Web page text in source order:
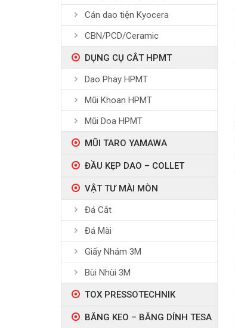
Cán dao tiện Kyocera
CBN/PCD/Ceramic
DỤNG CỤ CẮT HPMT
Dao Phay HPMT
Mũi Khoan HPMT
Mũi Doa HPMT
MŨI TARO YAMAWA
ĐẦU KẸP DAO – COLLET
VẬT TƯ MÀI MÒN
Đá Cắt
Đá Mài
Giấy Nhám 3M
Bùi Nhùi 3M
TOX PRESSOTECHNIK
BĂNG KEO – BĂNG DÍNH TESA